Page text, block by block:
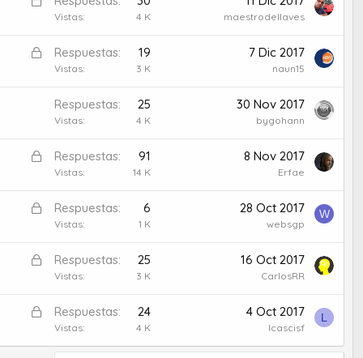
aq
Vistas 4 K maestrodellaves
B
a
Respuestas 19
Vistas 3 K
7 Dic 2017
naun15
Respuestas 25
Vistas 4 K
30 Nov 2017
bygohann
B
q
a
Respuestas 91
Vistas 14 K
8 Nov 2017
Erfae
B
q
a
o
Respuestas 6
Vistas 1 K
28 Oct 2017
websgp
W
B
q
e
Respuestas 25
Vistas 3 K
16 Oct 2017
CarlosRR
B
o
Respuestas 24
Vistas 4 K
4 Oct 2017
lcascisf
L